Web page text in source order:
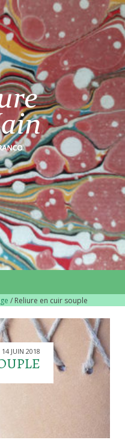
/ Reliure en cuir souple
14 JUIN 2018